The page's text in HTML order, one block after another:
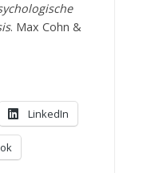
. Max Cohn &
LinkedIn